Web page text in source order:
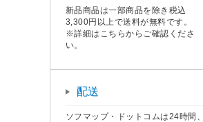
新品商品は一部商品を除き税込
3,300円以上で送料が無料です。
※詳細はこちらからご確認くださ
い。
配送
ソフマップ・ドットコムは24時間、